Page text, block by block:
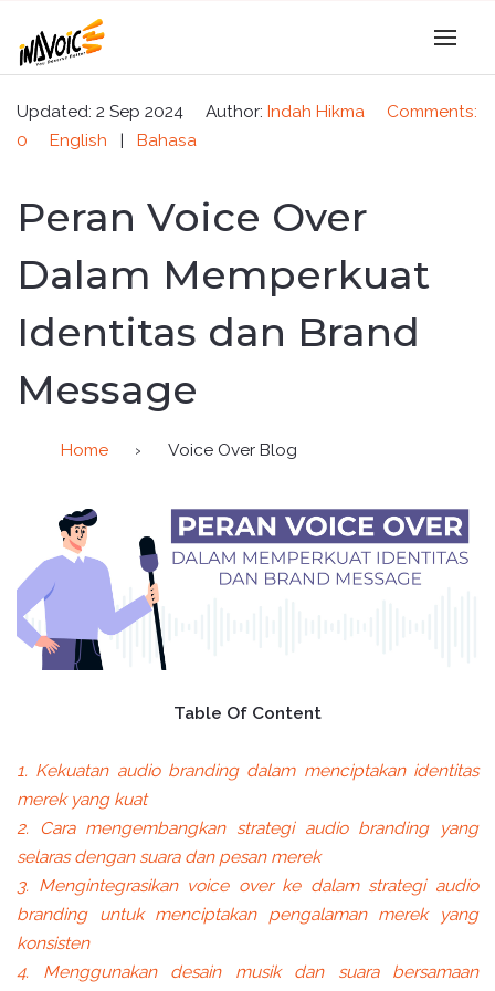
Updated: 2 Sep 2024 Author: Indah Hikma
Comments:
0
English | Bahasa
Peran Voice Over
Dalam Memperkuat
Identitas dan Brand
Message
Home › Voice Over Blog
Table Of Content
1. Kekuatan audio branding dalam menciptakan identitas
merek yang kuat
2. Cara mengembangkan strategi audio branding yang
selaras dengan suara dan pesan merek
3. Mengintegrasikan voice over ke dalam strategi audio
branding untuk menciptakan pengalaman merek yang
konsisten
4. Menggunakan desain musik dan suara bersamaan